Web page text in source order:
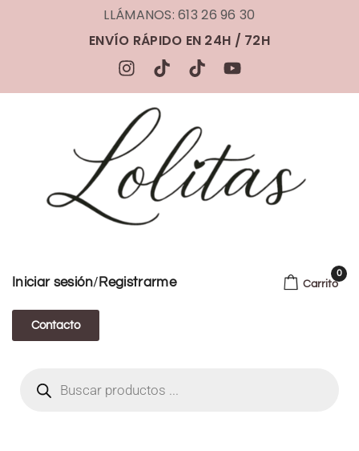
LLÁMANOS: 613 26 96 30
ENVÍO RÁPIDO EN 24H / 72H
Iniciar sesión/ Registrarme
Contacto
Carrito
0